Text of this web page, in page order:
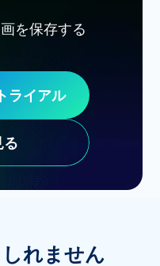
を保存する
ライアル
る
れません